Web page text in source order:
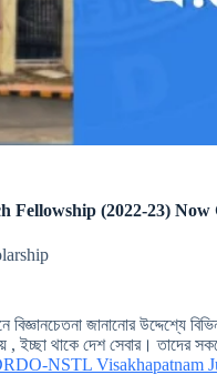
(2022-23) Now
জানানোর উদ্দেশ্যে
চায় , ইচ্ছা থাকে দেশ সেবার।
NSTL Visakhapatnam